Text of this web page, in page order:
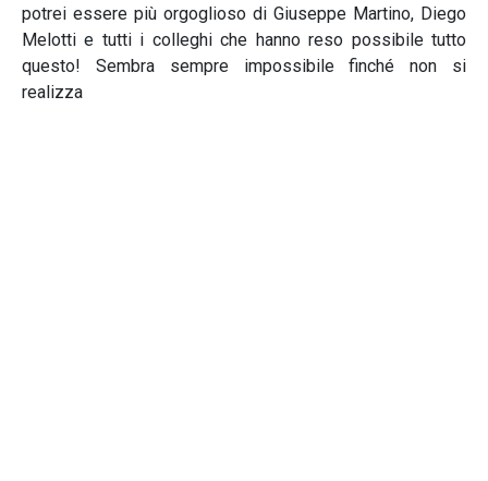
potrei essere più orgoglioso di Giuseppe Martino, Diego
Melotti e tutti i colleghi che hanno reso possibile tutto
questo! Sembra sempre impossibile finché non si
realizza